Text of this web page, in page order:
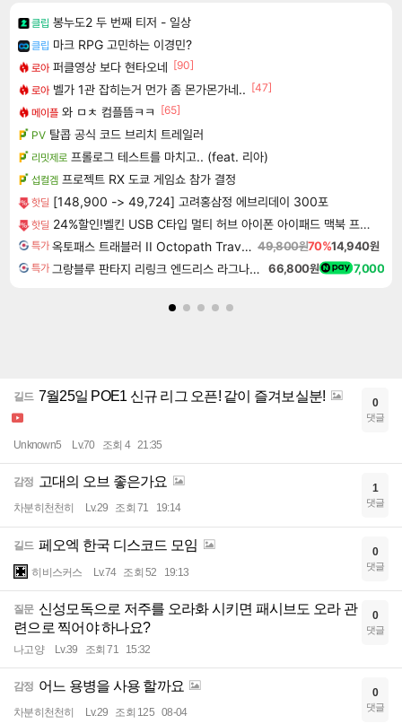
클립 봉누도2 두 번째 티저 - 일상
클립 마크 RPG 고민하는 이경민?
로아 퍼클영상 보다 현타오네 [90]
로아 벨가 1관 잡히는거 먼가 좀 몬가몬가네.. [47]
메이플 와 ㅁㅊ 컴플뜸ㅋㅋ [65]
PV 탈콥 공식 코드 브리치 트레일러
리밋제로 프롤로그 테스트를 마치고.. (feat. 리아)
섭컬겜 프로젝트 RX 도쿄 게임쇼 참가 결정
핫딜 [148,900 -> 49,724] 고려홍삼정 에브리데이 300포
핫딜 24%할인!벨킨 USB C타입 멀티 허브 아이폰 아이패드 맥북 프로 에어 노트북 호환
특가 옥토패스 트래블러 II Octopath Traveler II 49,800원70%14,940원
특가 그랑블루 판타지 리링크 엔드리스 라그나로크 Granblue Fantasy Relink Endless Ragnarok 66,800원 7,000
길드 7월25일 POE1 신규 리그 오픈! 같이 즐겨보실분!
Unknown5 Lv.70 조회 4 21:35
0
댓글
감정 고대의 오브 좋은가요
차분히천천히 Lv.29 조회 71 19:14
1
댓글
길드 페오엑 한국 디스코드 모임
히비스커스 Lv.74 조회 52 19:13
0
댓글
질문 신성모독으로 저주를 오라화 시키면 패시브도 오라 관
련으로 찍어야 하나요?
나고양 Lv.39 조회 71 15:32
0
댓글
감정 어느 용병을 사용 할까요
차분히천천히 Lv.29 조회 125 08-04
0
댓글